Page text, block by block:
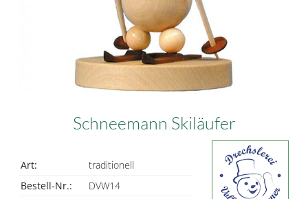
Schneemann Skiläufer
Art:
traditionell
Bestell-Nr.:
DVW14